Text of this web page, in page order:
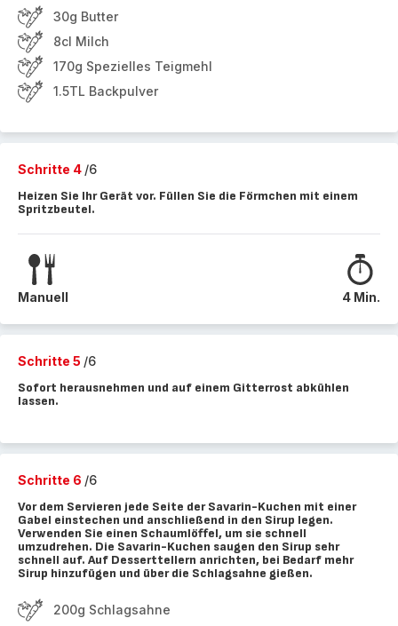
30g Butter
8cl Milch
170g Spezielles Teigmehl
1.5TL Backpulver
Schritte 4 /6
Heizen Sie Ihr Gerät vor. Füllen Sie die Förmchen mit einem
Spritzbeutel.
Manuell 4 Min.
Schritte 5 /6
Sofort herausnehmen und auf einem Gitterrost abkühlen
lassen.
Schritte 6 /6
Vor dem Servieren jede Seite der Savarin-Kuchen mit einer
Gabel einstechen und anschließend in den Sirup legen.
Verwenden Sie einen Schaumlöffel, um sie schnell
umzudrehen. Die Savarin-Kuchen saugen den Sirup sehr
schnell auf. Auf Desserttellern anrichten, bei Bedarf mehr
Sirup hinzufügen und über die Schlagsahne gießen.
200g Schlagsahne